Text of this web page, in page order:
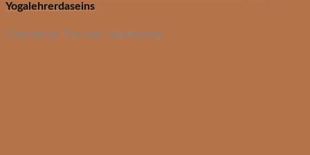
Yogalehrerdaseins
Created by Tina von Jakubowski